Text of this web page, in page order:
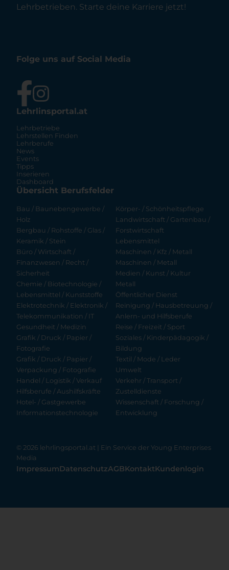
Lehrbetrieben. Starte deine Karriere jetzt!
Folge uns auf Social Media
Lehrlinsportal.at
Lehrbetriebe
Lehrstellen Finden
Lehrberufe
News
Events
Tipps
Inserieren
Dashboard
Übersicht Berufsfelder
Bau / Baunebengewerbe /
Holz
Bergbau / Rohstoffe / Glas /
Keramik / Stein
Büro / Wirtschaft /
Finanzwesen / Recht /
Sicherheit
Chemie / Biotechnologie /
Lebensmittel / Kunststoffe
Elektrotechnik / Elektronik /
Telekommunikation / IT
Gesundheit / Medizin
Grafik / Druck / Papier /
Fotografie
Grafik / Druck / Papier /
Verpackung / Fotografie
Handel / Logistik / Verkauf
Hilfsberufe / Aushilfskräfte
Hotel- / Gastgewerbe
Informationstechnologie
Körper- / Schönheitspflege
Landwirtschaft / Gartenbau /
Forstwirtschaft
Lebensmittel
Maschinen / Kfz / Metall
Maschinen / Metall
Medien / Kunst / Kultur
Metall
Öffentlicher Dienst
Reinigung / Hausbetreuung /
Anlern- und Hilfsberufe
Reise / Freizeit / Sport
Soziales / Kinderpädagogik /
Bildung
Textil / Mode / Leder
Umwelt
Verkehr / Transport /
Zustelldienste
Wissenschaft / Forschung /
Entwicklung
© 2026 lehrlingsportal.at | Ein Service der Young Enterprises
Media
ImpressumDatenschutzAGBKontaktKundenlogin